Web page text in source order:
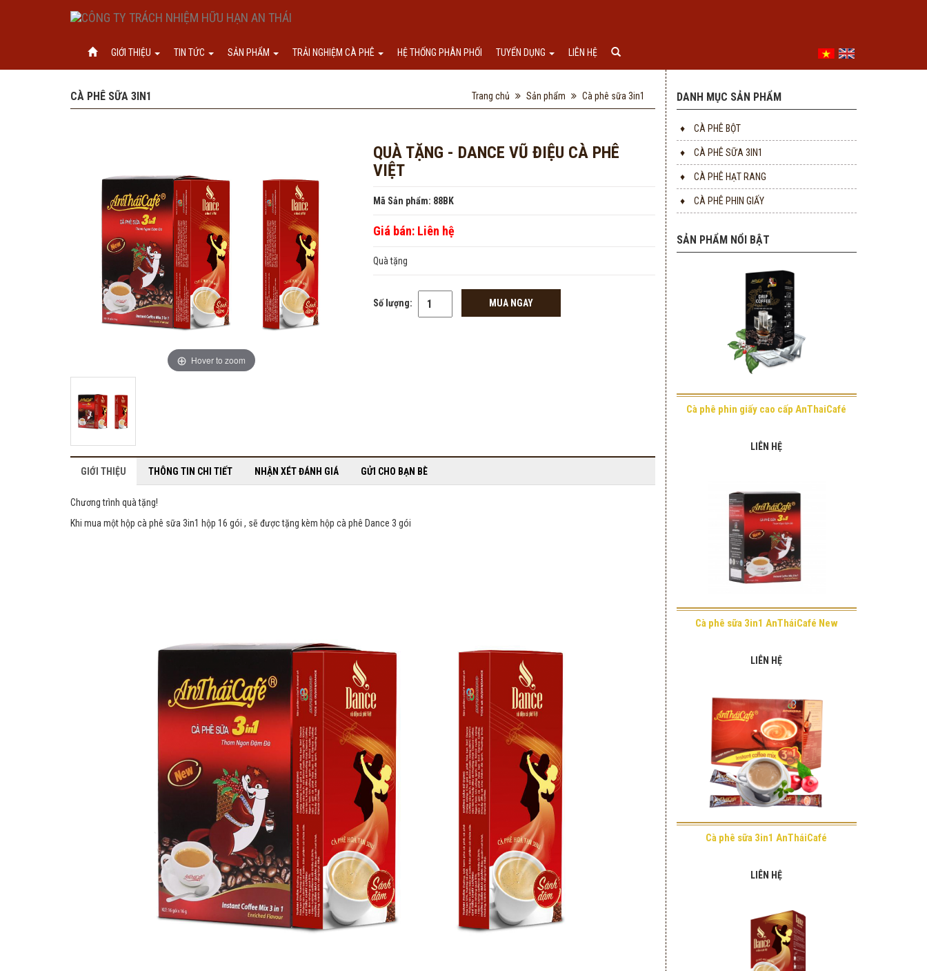
GIỚI THIỆU TIN TỨC SẢN PHẨM TRẢI NGHIỆM CÀ PHÊ HỆ THỐNG PHÂN PHỐI TUYỂN DỤNG LIÊN HỆ
CÀ PHÊ SỮA 3IN1 Trang chủ Sản phẩm Cà phê sữa 3in1
Hover to zoom
QUÀ TẶNG - DANCE VŨ ĐIỆU CÀ PHÊ
VIỆT
Mã Sản phẩm: 88BK
Giá bán: Liên hệ
Quà tặng
Số lượng: MUA NGAY
GIỚI THIỆU THÔNG TIN CHI TIẾT NHẬN XÉT ĐÁNH GIÁ GỬI CHO BẠN BÈ
Chương trình quà tặng!
Khi mua một hộp cà phê sữa 3in1 hộp 16 gói , sẽ được tặng kèm hộp cà phê Dance 3 gói
DANH MỤC SẢN PHẨM
♦ CÀ PHÊ BỘT
♦ CÀ PHÊ SỮA 3IN1
♦ CÀ PHÊ HẠT RANG
♦ CÀ PHÊ PHIN GIẤY
SẢN PHẨM NỔI BẬT
Cà phê phin giấy cao cấp AnThaiCafé
LIÊN HỆ
Cà phê sữa 3in1 AnTháiCafé New
LIÊN HỆ
Cà phê sữa 3in1 AnTháiCafé
LIÊN HỆ